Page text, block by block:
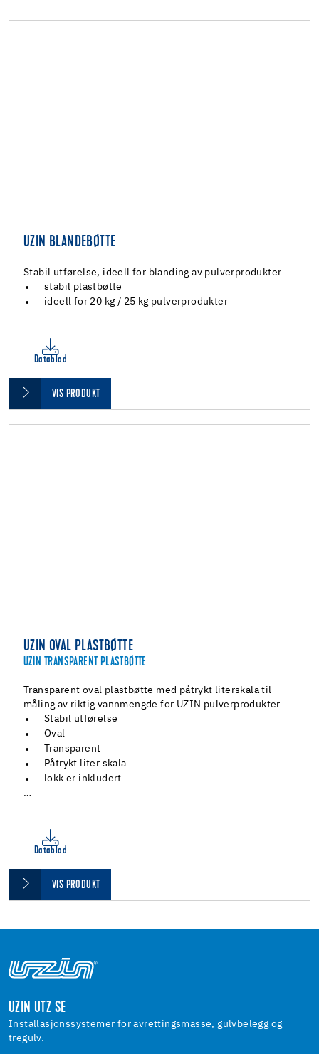
UZIN BLANDEBØTTE
Stabil utførelse, ideell for blanding av pulverprodukter
stabil plastbøtte
ideell for 20 kg / 25 kg pulverprodukter
Datablad
VIS PRODUKT
UZIN OVAL PLASTBØTTE
UZIN TRANSPARENT PLASTBØTTE
Transparent oval plastbøtte med påtrykt literskala til
måling av riktig vannmengde for UZIN pulverprodukter
Stabil utførelse
Oval
Transparent
Påtrykt liter skala
lokk er inkludert
…
Datablad
VIS PRODUKT
UZIN UTZ SE
Installasjonssystemer for avrettingsmasse, gulvbelegg og
tregulv.